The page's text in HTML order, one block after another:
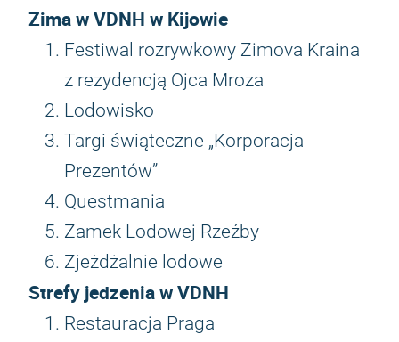
Zima w VDNH w Kijowie
Festiwal rozrywkowy Zimova Kraina
z rezydencją Ojca Mroza
Lodowisko
Targi świąteczne „Korporacja
Prezentów”
Questmania
Zamek Lodowej Rzeźby
Zjeżdżalnie lodowe
Strefy jedzenia w VDNH
Restauracja Praga